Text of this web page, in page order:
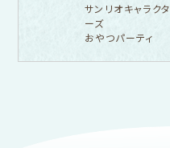
サンリオキャラクタ
ーズ
おやつパーティ